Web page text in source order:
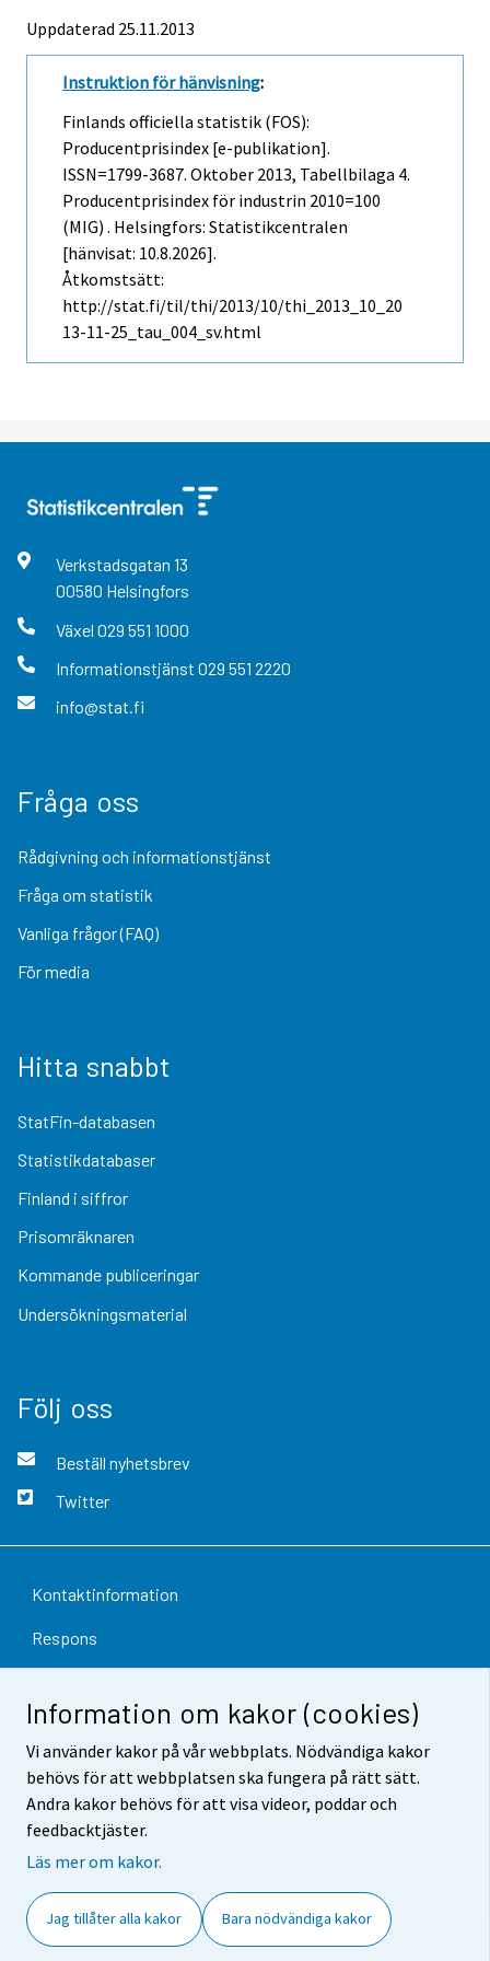
Information om kakor (cookies)
Vi använder kakor på vår webbplats. Nödvändiga kakor
behövs för att webbplatsen ska fungera på rätt sätt.
Andra kakor behövs för att visa videor, poddar och
feedbacktjäster.
Läs mer om kakor.
Jag tillåter alla kakor Bara nödvändiga kakor
Uppdaterad 25.11.2013
Instruktion för hänvisning:
Finlands officiella statistik (FOS):
Producentprisindex [e-publikation].
ISSN=1799-3687. Oktober 2013, Tabellbilaga 4.
Producentprisindex för industrin 2010=100
(MIG) . Helsingfors: Statistikcentralen
[hänvisat: 10.8.2026].
Åtkomstsätt:
http://stat.fi/til/thi/2013/10/thi_2013_10_20
13-11-25_tau_004_sv.html
Verkstadsgatan 13
00580 Helsingfors
Växel 029 551 1000
Informationstjänst 029 551 2220
info@stat.fi
Fråga oss
Rådgivning och informationstjänst
Fråga om statistik
Vanliga frågor (FAQ)
För media
Hitta snabbt
StatFin-databasen
Statistikdatabaser
Finland i siffror
Prisomräknaren
Kommande publiceringar
Undersökningsmaterial
Följ oss
Beställ nyhetsbrev
Twitter
Kontaktinformation
Respons
Dataskydd
Tillgänglighet
Information om webbplatsen
Cookie-inställningar